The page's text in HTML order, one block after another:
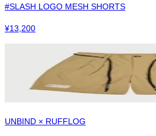
#SLASH LOGO MESH SHORTS
¥13,200
UNBIND × RUFFLOG